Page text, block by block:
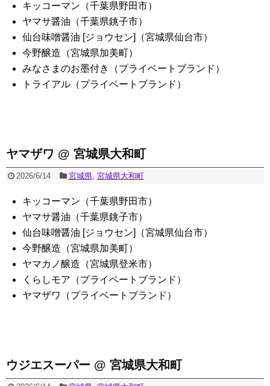
キッコーマン（千葉県野田市）
ヤマサ醤油（千葉県銚子市）
仙台味噌醤油 [ジョウセン]（宮城県仙台市）
今野醸造（宮城県加美町）
みなさまのお墨付き（プライベートブランド）
トライアル（プライベートブランド）
ヤマザワ @ 宮城県大和町
2026/6/14 宮城県, 宮城県大和町
キッコーマン（千葉県野田市）
ヤマサ醤油（千葉県銚子市）
仙台味噌醤油 [ジョウセン]（宮城県仙台市）
今野醸造（宮城県加美町）
ヤマカノ醸造（宮城県登米市）
くらしモア（プライベートブランド）
ヤマザワ（プライベートブランド）
ウジエスーパー @ 宮城県大和町